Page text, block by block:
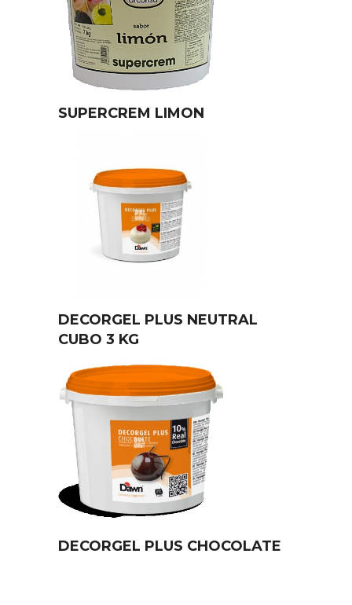
SUPERCREM LIMON
DECORGEL PLUS NEUTRAL
CUBO 3 KG
DECORGEL PLUS CHOCOLATE